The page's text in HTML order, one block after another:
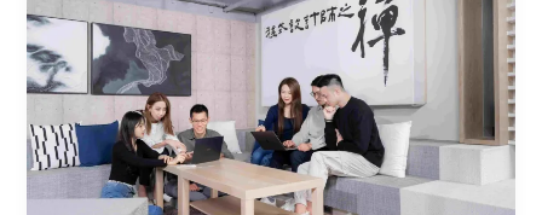
據
共
創
價
值：
從